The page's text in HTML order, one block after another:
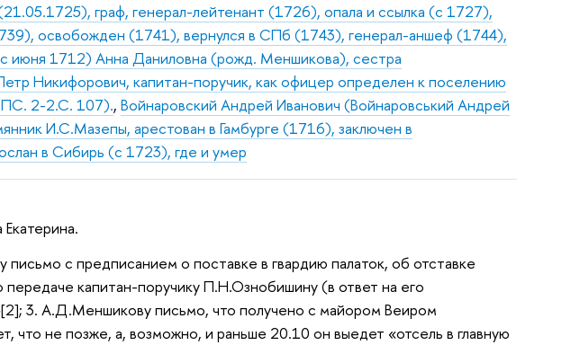
граф, генерал-лейтенант (1726), опала и ссылка (с 1727),
освобожден (1741), вернулся в СПб (1743), генерал-аншеф (1744),
июня 1712) Анна Даниловна (рожд. Меншикова), сестра
Никифорович, капитан-поручик, как офицер определен к поселению
2-2.С. 107).,Войнаровский Андрей Иванович (Войнаровський Андрей
И.С.Мазепы, арестован в Гамбурге (1716), заключен в
в Сибирь (с 1723), где и умер
с предписанием о поставке в гвардию палаток, об отставке
капитан-поручику П.Н.Ознобишину (в ответ на его
3. А.Д.Меншикову письмо, что получено с майором Веиром
не позже, а, возможно, и раньше 20.10 он выедет «отсель в главную